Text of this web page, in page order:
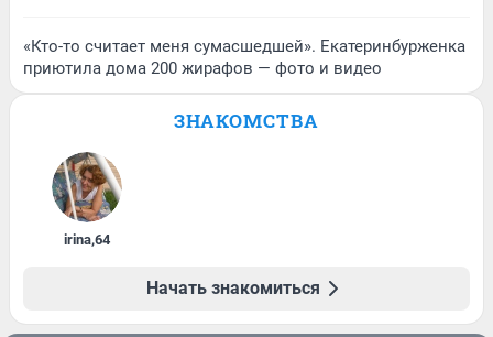
«Кто-то считает меня сумасшедшей». Екатеринбурженка
приютила дома 200 жирафов — фото и видео
ЗНАКОМСТВА
irina,64
Начать знакомиться